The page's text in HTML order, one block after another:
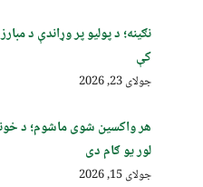
نګینه؛ د پولیو پر وړاندې د
کې
جولای 23, 2026
هر واکسین شوی ماشوم؛ د
لور یو ګام دی
جولای 15, 2026